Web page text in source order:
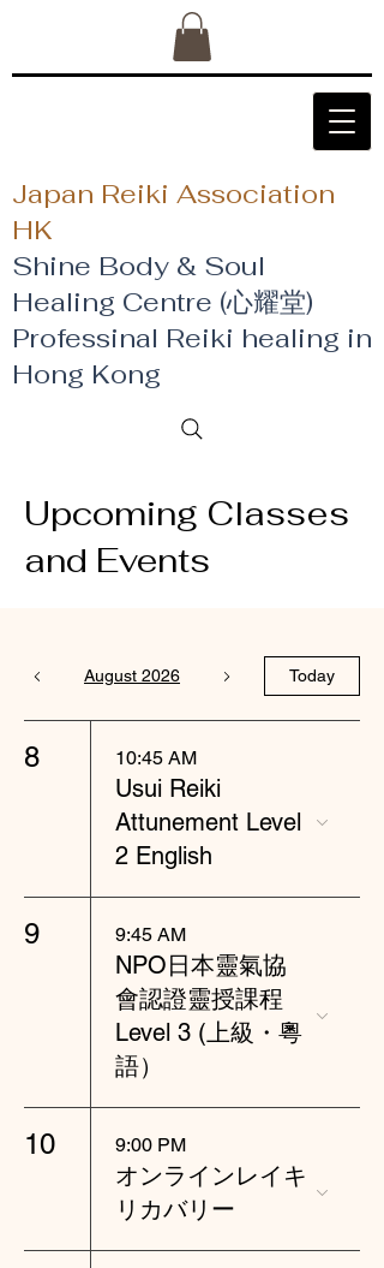
Japan Reiki Association
HK
Shine Body & Soul
Healing Centre (心耀堂)
​Professinal Reiki healing in
Hong Kong
Upcoming Classes
and Events
August 2026 Today
8 10:45 AM
Usui Reiki
Attunement Level
2 English
9 9:45 AM
NPO日本靈氣協
會認證靈授課程
Level 3 (上級・粵
語）
10 9:00 PM
オンラインレイキ
リカバリー